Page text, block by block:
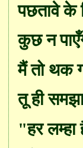
पछतावेके
कुछ न
मैं तो थक
तू ही
"हर